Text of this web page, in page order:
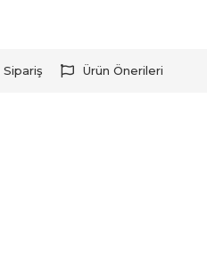
Ürün Önerileri